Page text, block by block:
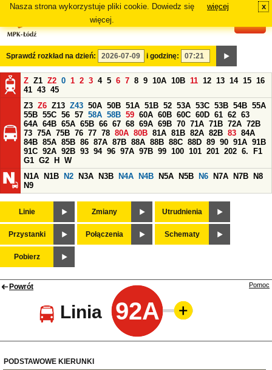
Nasza strona wykorzystuje pliki cookie. Dowiedz się
więcej.
więcej x
Sprawdź rozkład na dzień: i godzinę:
Z Z1 Z2 0 1 2 3 4 5 6 7 8 9 10A 10B 11 12 13 14 15 16
41 43 45
Z3 Z6 Z13 Z43 50A 50B 51A 51B 52 53A 53C 53B 54B 55A
55B 55C 56 57 58A 58B 59 60A 60B 60C 60D 61 62 63
64A 64B 65A 65B 66 67 68 69A 69B 70 71A 71B 72A 72B
73 75A 75B 76 77 78 80A 80B 81A 81B 82A 82B 83 84A
84B 85A 85B 86 87A 87B 88A 88B 88C 88D 89 90 91A 91B
91C 92A 92B 93 94 96 97A 97B 99 100 101 201 202 6.
F1
G1 G2 H
W
N1A
N1B N2 N3A N3B N4A N4B N5A N5B N6 N7A N7B
N8
N9
Linie Zmiany Utrudnienia
Przystanki Połączenia Schematy
Pobierz
Powrót
Linia 92A
Pomoc
PODSTAWOWE KIERUNKI